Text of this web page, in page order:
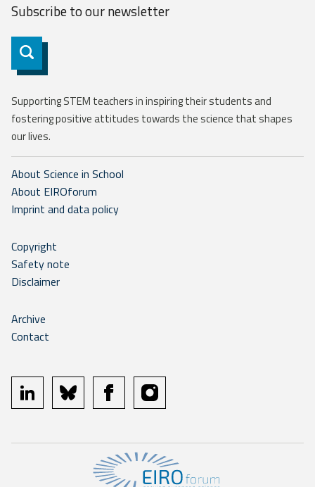
Subscribe to ournewsletter
Subscribe
Supporting STEM teachers in inspiring their students and
fostering positive attitudes towards the science that shapes
our lives.
About Science in School
About EIROforum
Imprint and data policy
Copyright
Safety note
Disclaimer
Archive
Contact
linkedin bluesky facebookinstagram